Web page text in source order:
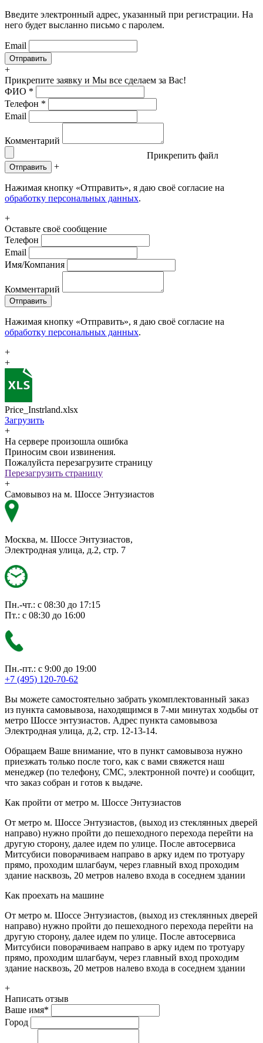
Введите электронный адрес, указанный при регистрации. На
него будет высланно письмо с паролем.
Email
+
Прикрепите заявку и Мы все сделаем за Вас!
ФИО *
Телефон *
Email
Комментарий
Прикрепить файл
Отправить +
Нажимая кнопку «Отправить», я даю своё согласие на
обработку персональных данных.
+
Оставьте своё сообщение
Телефон
Email
Имя/Компания
Комментарий
Отправить
Нажимая кнопку «Отправить», я даю своё согласие на
обработку персональных данных.
+
+
Price_Instrland.xlsx
Загрузить
+
На сервере произошла ошибка
Приносим свои извинения.
Пожалуйста перезагрузите страницу
Перезагрузить страницу
+
Самовывоз на м. Шоссе Энтузиастов
Москва, м. Шоссе Энтузиастов,
Электродная улица, д.2, стр. 7
Пн.-чт.: с 08:30 до 17:15
Пт.: с 08:30 до 16:00
Пн.-пт.: с 9:00 до 19:00
+7 (495) 120-70-62
Вы можете самостоятельно забрать укомплектованный заказ
из пункта самовывоза, находящимся в 7-ми минутах ходьбы от
метро Шоссе энтузиастов. Адрес пункта самовывоза
Электродная улица, д.2, стр. 12-13-14.
Обращаем Ваше внимание, что в пункт самовывоза нужно
приезжать только после того, как с вами свяжется наш
менеджер (по телефону, СМС, электронной почте) и сообщит,
что заказ собран и готов к выдаче.
Как пройти от метро м. Шоссе Энтузиастов
От метро м. Шоссе Энтузиастов, (выход из стеклянных дверей
направо) нужно пройти до пешеходного перехода перейти на
другую сторону, далее идем по улице. После автосервиса
Митсубиси поворачиваем направо в арку идем по тротуару
прямо, проходим шлагбаум, через главный вход проходим
здание насквозь, 20 метров налево входа в соседнем здании
Как проехать на машине
От метро м. Шоссе Энтузиастов, (выход из стеклянных дверей
направо) нужно пройти до пешеходного перехода перейти на
другую сторону, далее идем по улице. После автосервиса
Митсубиси поворачиваем направо в арку идем по тротуару
прямо, проходим шлагбаум, через главный вход проходим
здание насквозь, 20 метров налево входа в соседнем здании
+
Написать отзыв
Ваше имя*
Город